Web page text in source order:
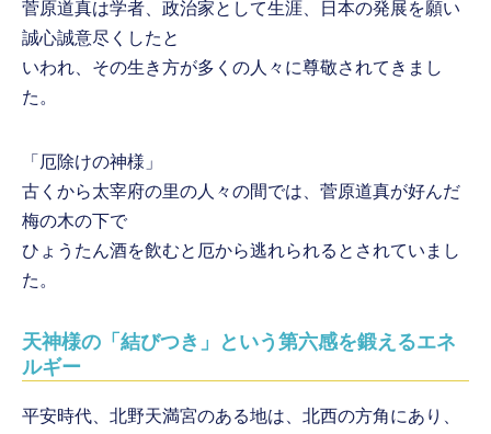
菅原道真は学者、政治家として生涯、日本の発展を願い
誠心誠意尽くしたと
いわれ、その生き方が多くの人々に尊敬されてきまし
た。
「厄除けの神様」
古くから太宰府の里の人々の間では、菅原道真が好んだ
梅の木の下で
ひょうたん酒を飲むと厄から逃れられるとされていまし
た。
天神様の「結びつき」という第六感を鍛えるエネ
ルギー
平安時代、北野天満宮のある地は、北西の方角にあり、